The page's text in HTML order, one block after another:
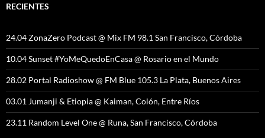
RECIENTES
24.04 ZonaZero Podcast @ Mix FM 98.1 San Francisco, Córdoba
10.04 Sunset #YoMeQuedoEnCasa @ Rosario en el Mundo
28.02 Portal Radioshow @ FM Blue 105.3 La Plata, Buenos Aires
03.01 Jumanji & Etiopia @ Kaiman, Colón, Entre Ríos
23.11 Random Level One @ Runa, San Francisco, Córdoba